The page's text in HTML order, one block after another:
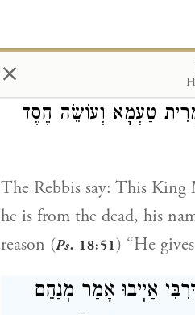
×
שְׁמֵיהּ. אִין [מִן]
טַעְמָא וְעוֹשֵׂה חֶסֶד
The Rebbis say: This King
he is from the dead, his
reason (Ps. 18:51) “He
אַיְיבוּ אָמַר מְנַחֵם